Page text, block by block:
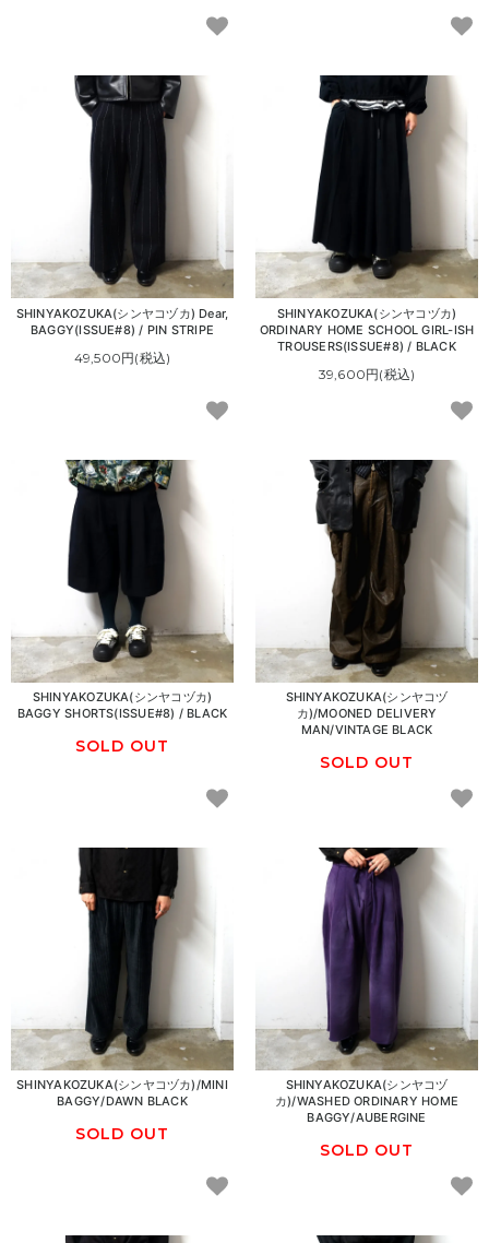
SHINYAKOZUKA(シンヤコヅカ) Dear,
BAGGY(ISSUE#8) / PIN STRIPE
49,500円(税込)
SHINYAKOZUKA(シンヤコヅカ)
ORDINARY HOME SCHOOL GIRL-ISH
TROUSERS(ISSUE#8) / BLACK
39,600円(税込)
SHINYAKOZUKA(シンヤコヅカ)
BAGGY SHORTS(ISSUE#8) / BLACK
SOLD OUT
SHINYAKOZUKA(シンヤコヅ
カ)/MOONED DELIVERY
MAN/VINTAGE BLACK
SOLD OUT
SHINYAKOZUKA(シンヤコヅカ)/MINI
BAGGY/DAWN BLACK
SOLD OUT
SHINYAKOZUKA(シンヤコヅ
カ)/WASHED ORDINARY HOME
BAGGY/AUBERGINE
SOLD OUT